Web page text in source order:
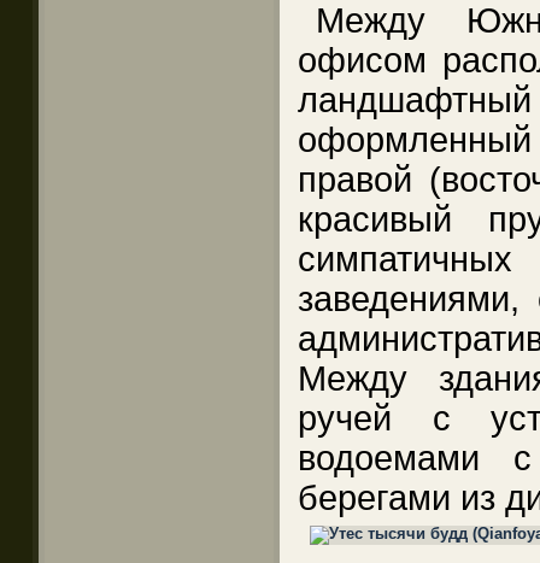
Между
офисом
правой
красивый
Между
ручей с
водоемами
берегами из